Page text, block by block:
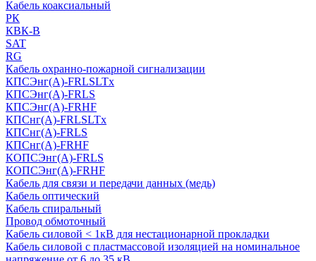
Кабель коаксиальный
РК
КВК-В
SAT
RG
Кабель охранно-пожарной сигнализации
КПСЭнг(А)-FRLSLTx
КПСЭнг(А)-FRLS
КПСЭнг(А)-FRHF
КПСнг(А)-FRLSLTx
КПСнг(А)-FRLS
КПСнг(А)-FRHF
КОПСЭнг(А)-FRLS
КОПСЭнг(А)-FRHF
Кабель для связи и передачи данных (медь)
Кабель оптический
Кабель спиральный
Провод обмоточный
Кабель силовой < 1кВ для нестационарной прокладки
Кабель силовой с пластмассовой изоляцией на номинальное